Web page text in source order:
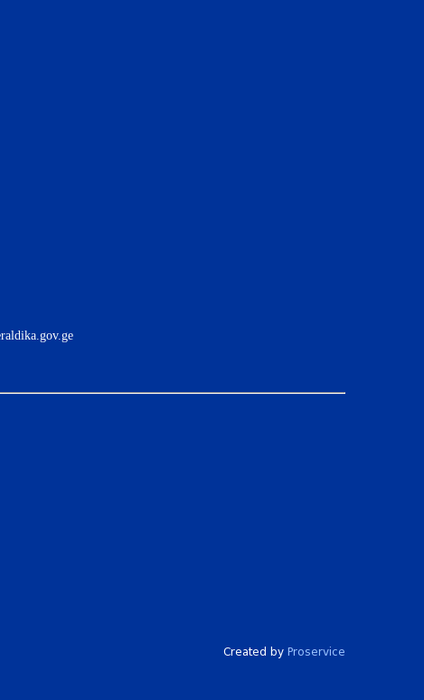
Created by Proservice